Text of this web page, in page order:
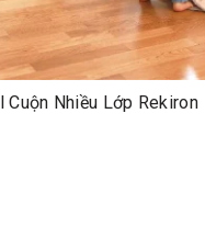
Cuộn Nhiều Lớp Rekiron